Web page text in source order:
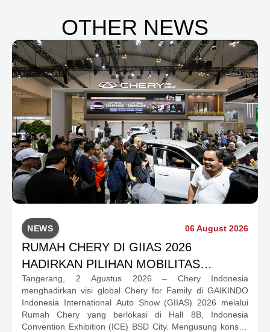
OTHER NEWS
NEWS 06 August 2026
RUMAH CHERY DI GIIAS 2026
HADIRKAN PILIHAN MOBILITAS
LENGKAP DAN PROGRAM APRESIASI
KONSUMEN BERNILAI HAMPIR RP1
MILIAR
Tangerang, 2 Agustus 2026 – Chery Indonesia
menghadirkan visi global Chery for Family di GAIKINDO
Indonesia International Auto Show (GIIAS) 2026 melalui
Rumah Chery yang berlokasi di Hall 8B, Indonesia
Convention Exhibition (ICE) BSD City. Mengusung konsep